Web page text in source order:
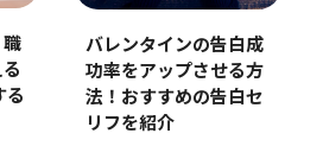
職
る
バレンタインの告白成
功率をアップさせる方
法！おすすめの告白セ
リフを紹介